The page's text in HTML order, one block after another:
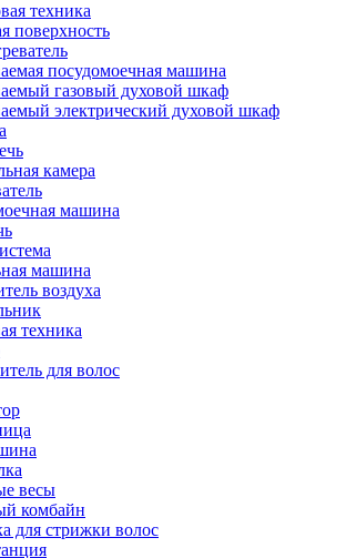
техника
поверхность
посудомоечная машина
газовый духовой шкаф
электрический духовой шкаф
камера
машина
машина
воздуха
техника
для волос
весы
комбайн
для стрижки волос